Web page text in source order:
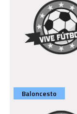
Baloncesto